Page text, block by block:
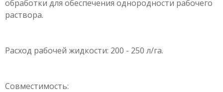
обработки для обеспечения однородности рабочего
раствора.
Расход рабочей жидкости: 200 - 250 л/га.
Совместимость: